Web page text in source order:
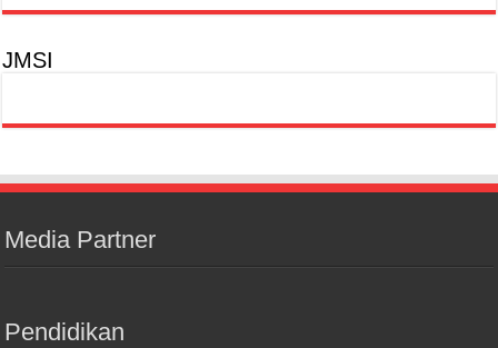
JMSI
Media Partner
Pendidikan